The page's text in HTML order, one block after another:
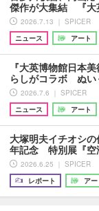
傑作が大集結 『大
2026.7.13 ｜ SPICER
ニュース
アート
『大英博物館日本
らしがコラボ ぬい
2026.7.6 ｜ SPICER
ニュース
アート
大塚明夫イチオシ
年記念 特別展『空
2026.6.25 ｜ SPICER
レポート
アー